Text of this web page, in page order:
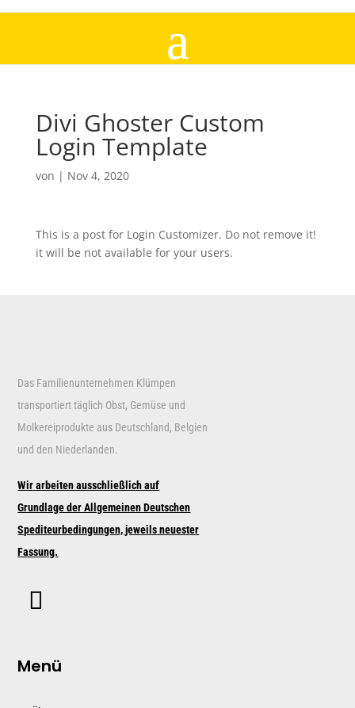
Divi Ghoster Custom
Login Template
von | Nov 4, 2020
This is a post for Login Customizer. Do not remove it!
it will be not available for your users.
Das Familienunternehmen Klümpen
transportiert täglich Obst, Gemüse und
Molkereiprodukte aus Deutschland, Belgien
und den Niederlanden.
Wir arbeiten ausschließlich auf
Grundlage der Allgemeinen Deutschen
Spediteurbedingungen, jeweils neuester
Fassung.
Menü